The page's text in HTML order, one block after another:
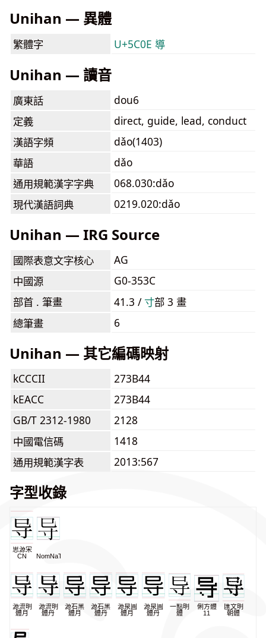
Unihan — 異體
繁體字 U+5C0E 導
Unihan — 讀音
廣東話
dou6
定義
direct, guide, lead, conduct
漢語字頻
dǎo(1403)
華語
dǎo
通用規範漢字字典
068.030:dǎo
現代漢語詞典
0219.020:dǎo
Unihan — IRG Source
國際表意文字核心
AG
中國源
G0-353C
部首 . 筆畫
41.3 /⼨部 3 畫
總筆畫
6
Unihan — 其它編碼映射
kCCCII
273B44
kEACC
273B44
GB/T 2312-1980
2128
中國電信碼
1418
通用規範漢字表
2013:567
字型收錄
思源宋
CN
NomNaTong
源流明
體月
源流明
體丹
源石黑
體月
源石黑
體丹
源泉圓
體月
源泉圓
體丹
一點明
體
俐方體
11
匯文明
朝體